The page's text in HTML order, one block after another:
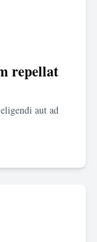
repellat
aut ad